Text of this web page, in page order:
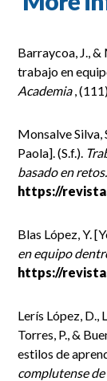
Barraycoa, J.,
trabajo en
Academia,
Monsalve Silva,
Paola]. (S.f.).
basado en retos.
https://
Blas López, Y.
en equipo
https://
Lerís López, D.,
Torres, P., &
estilos de
complutense